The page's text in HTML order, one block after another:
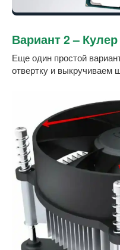
Вариант 2 –
Еще один простой
отвертку и выкручиваем